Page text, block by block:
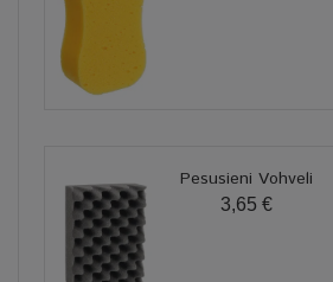
Pesusieni Vohveli
3,65 €